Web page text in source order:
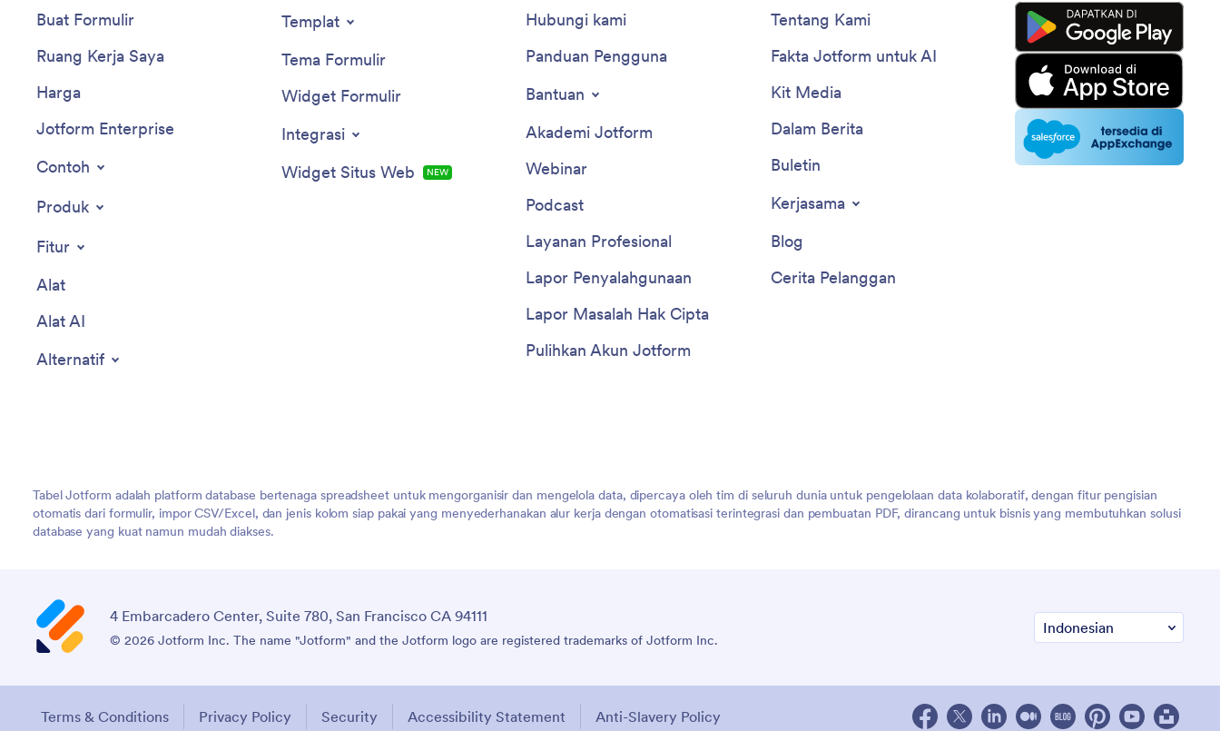
Buat Formulir
Ruang Kerja Saya
Harga
Jotform Enterprise
Contoh
Produk
Fitur
Alat
Alat AI
Alternatif
Templat
Tema Formulir
Widget Formulir
Integrasi
Widget Situs Web
NEW
Hubungi kami
Panduan Pengguna
Bantuan
Akademi Jotform
Webinar
Podcast
Layanan Profesional
Lapor Penyalahgunaan
Lapor Masalah Hak Cipta
Pulihkan Akun Jotform
Tentang Kami
Fakta Jotform untuk AI
Kit Media
Dalam Berita
Buletin
Kerjasama
Blog
Cerita Pelanggan
Tabel Jotform adalah platform database bertenaga spreadsheet untuk mengorganisir dan mengelola data, dipercaya oleh tim di seluruh dunia untuk pengelolaan data kolaboratif, dengan fitur pengisian
otomatis dari formulir, impor CSV/Excel, dan jenis kolom siap pakai yang menyederhanakan alur kerja dengan otomatisasi terintegrasi dan pembuatan PDF, dirancang untuk bisnis yang membutuhkan solusi
database yang kuat namun mudah diakses.
4 Embarcadero Center, Suite 780, San Francisco CA 94111
© 2026 Jotform Inc. The name "Jotform" and the Jotform logo are registered trademarks of Jotform Inc.
Terms & Conditions Privacy Policy Security Accessibility Statement Anti-Slavery Policy